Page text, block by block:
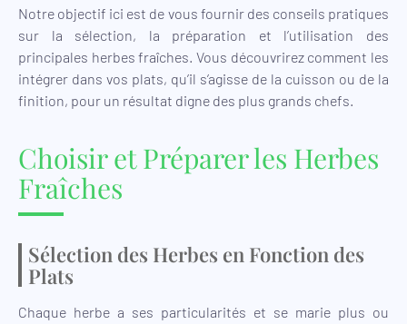
Notre objectif ici est de vous fournir des conseils pratiques
sur la sélection, la préparation et l’utilisation des
principales herbes fraîches. Vous découvrirez comment les
intégrer dans vos plats, qu’il s’agisse de la cuisson ou de la
finition, pour un résultat digne des plus grands chefs.
Choisir et Préparer les Herbes
Fraîches
Sélection des Herbes en Fonction des
Plats
Chaque herbe a ses particularités et se marie plus ou